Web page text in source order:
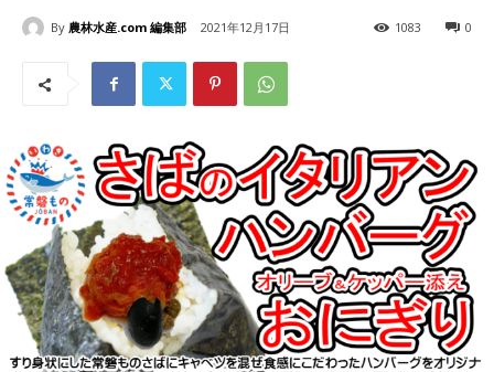
By 農林水産.com 編集部 2021年12月17日 0
1083